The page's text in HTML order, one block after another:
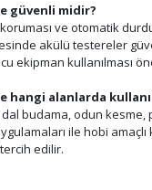
güvenli midir?
ve otomatik
akülü testereler
ekipman kullanılması
hangi alanlarda
dal budama, odun kesme,
ile hobi amaçlı
edilir.